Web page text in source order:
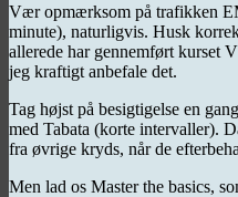
Vær opmærksom på trafikken
minute), naturligvis. Husk
allerede har gennemført kurset
jeg kraftigt anbefale det.
Tag højst på besigtigelse en
med Tabata (korte intervaller).
fra øvrige kryds, når de
Men lad os Master the basics,